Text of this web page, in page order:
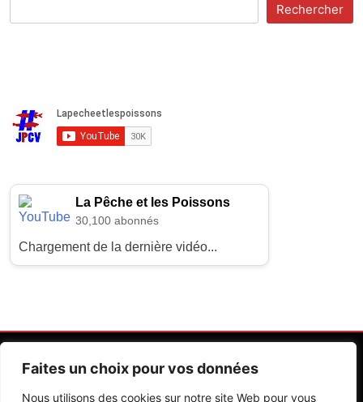
Faites un choix pour vos données
Nous utilisons des cookies sur notre site Web pour vous
Rechercher
La Pêche et les Poissons
30,100 abonnés
Chargement de la dernière vidéo...